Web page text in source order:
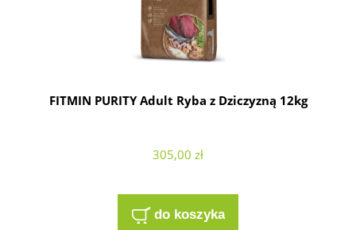
FITMIN PURITY Adult Ryba z Dziczyzną 12kg
305,00 zł
do koszyka